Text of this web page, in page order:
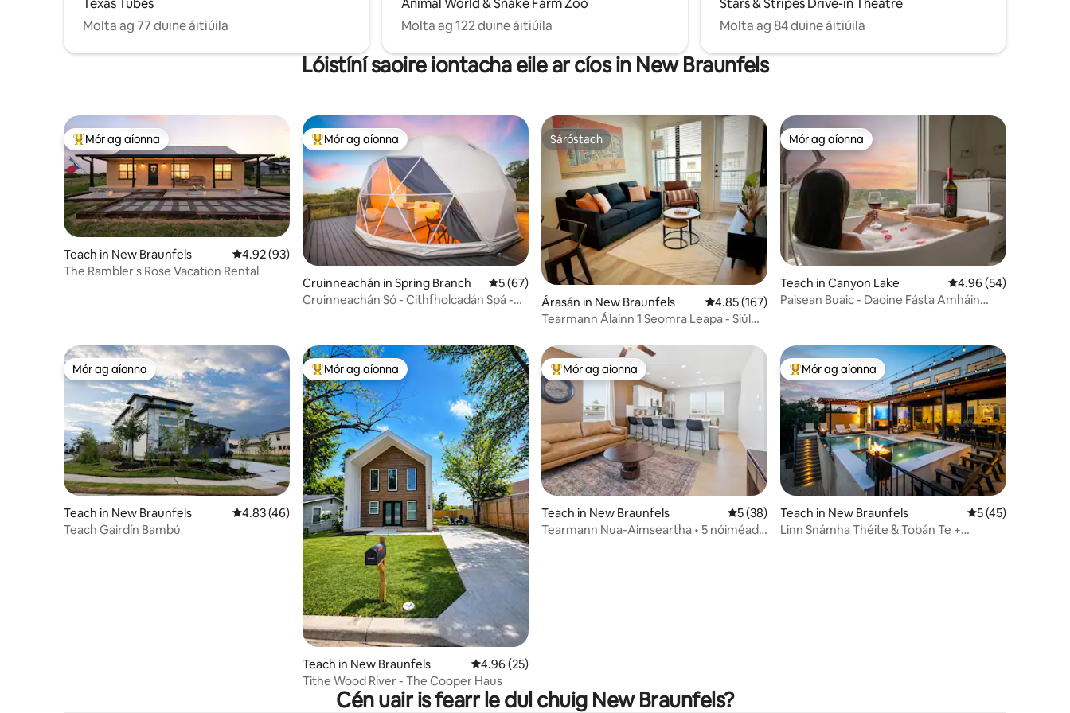
Texas Tubes
Molta ag 77 duine áitiúila
Animal World & Snake Farm Zoo
Molta ag 122 duine áitiúila
Stars & Stripes Drive-in Theatre
Molta ag 84 duine áitiúila
Lóistíní saoire iontacha eile ar cíos in New Braunfels
An-mhór ag aíonna
Mór ag aíonna
Teach in New Braunfels Meánrátáil 4.92 as 5, 93 léirmheas
4.92 (93)
The Rambler's Rose Vacation Rental
An-mhór ag aíonna
Mór ag aíonna
Cruinneachán in Spring Branch Meánrátáil 5 as 5, 67 léirmheas
5 (67)
Cruinneachán Só - Cithfholcadán Spá -
Sáróstach
Sáróstach
Árasán in New Braunfels Meánrátáil 4.85 as 5, 167 léirmheas
4.85 (167)
Tearmann Álainn 1 Seomra Leapa - Siúl
Mór ag aíonna
Mór ag aíonna
Teach in Canyon Lake Meánrátáil 4.96 as 5,
4.96 (54)
Paisean Buaic - Daoine Fásta Amháin
Mór ag aíonna
Mór ag aíonna
Teach in New Braunfels Meánrátáil 4.83 as 5, 46 léirmheas
4.83 (46)
Teach Gairdín Bambú
An-mhór ag aíonna
Mór ag aíonna
Teach in New Braunfels Meánrátáil 4.96 as 5, 25 léirmheas
4.96 (25)
Tithe Wood River - The Cooper Haus
An-mhór ag aíonna
Mór ag aíonna
Teach in New Braunfels Meánrátáil 5 as 5, 38 léirmheas
5 (38)
Tearmann Nua-Aimseartha • 5 nóiméad
An-mhór ag aíonna
Mór ag aíonna
Teach in New Braunfels Meánrátáil 5 as 5,
5 (45)
Linn Snámha Théite & Tobán Te +
Cén uair is fearr le dul chuig New Braunfels?